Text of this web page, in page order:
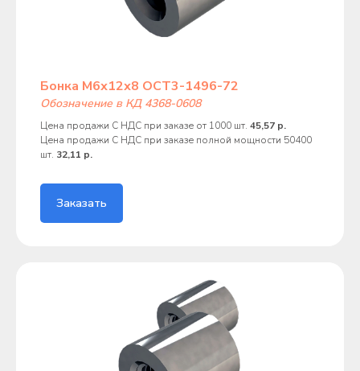
Бонка М6х12х8 ОСТ3-1496-72
Обозначение в КД 4368-0608
Цена продажи С НДС при заказе от 1000 шт. 45,57 р.
Цена продажи С НДС при заказе полной мощности 50400
шт. 32,11 р.
Заказать